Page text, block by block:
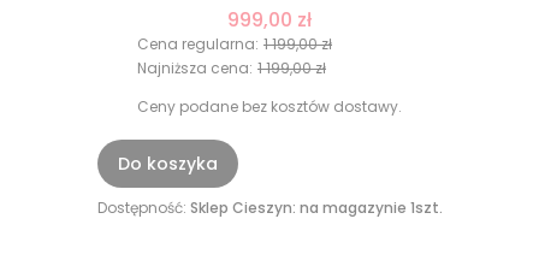
999,00 zł
Cena regularna: 1 199,00 zł
Najniższa cena: 1 199,00 zł
Ceny podane bez kosztów dostawy.
Do koszyka
Dostępność: Sklep Cieszyn: na magazynie 1szt.